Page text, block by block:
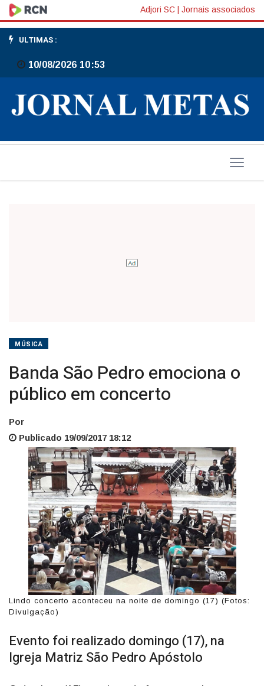
Banda
São
Pedro
emociona
o
público
Adjori SC Jornais associados
ULTIMAS :
10/08/2026 10:53
MÚSICA
Banda São Pedro emociona o
público em concerto
Por
Publicado 19/09/2017 18:12
Lindo concerto aconteceu na noite de domingo (17) (Fotos:
Divulgação)
Evento foi realizado domingo (17), na
Igreja Matriz São Pedro Apóstolo